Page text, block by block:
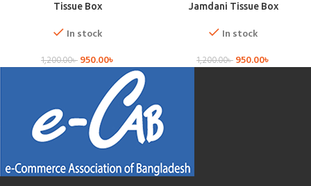
Tissue Box
In stock
1,200.00৳ 950.00৳
Jamdani Tissue Box
In stock
1,200.00৳ 950.00৳